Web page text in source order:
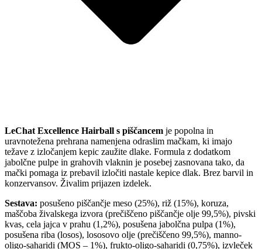
LeChat Excellence Hairball s piščancem je popolna in
uravnotežena prehrana namenjena odraslim mačkam, ki imajo
težave z izločanjem kepic zaužite dlake. Formula z dodatkom
jabolčne pulpe in grahovih vlaknin je posebej zasnovana tako, da
mački pomaga iz prebavil izločiti nastale kepice dlak. Brez barvil in
konzervansov. Živalim prijazen izdelek.
Sestava: posušeno piščančje meso (25%), riž (15%), koruza,
maščoba živalskega izvora (prečiščeno piščančje olje 99,5%), pivski
kvas, cela jajca v prahu (1,2%), posušena jabolčna pulpa (1%),
posušena riba (losos), lososovo olje (prečiščeno 99,5%), manno-
oligo-saharidi (MOS – 1%), frukto-oligo-saharidi (0,75%), izvleček